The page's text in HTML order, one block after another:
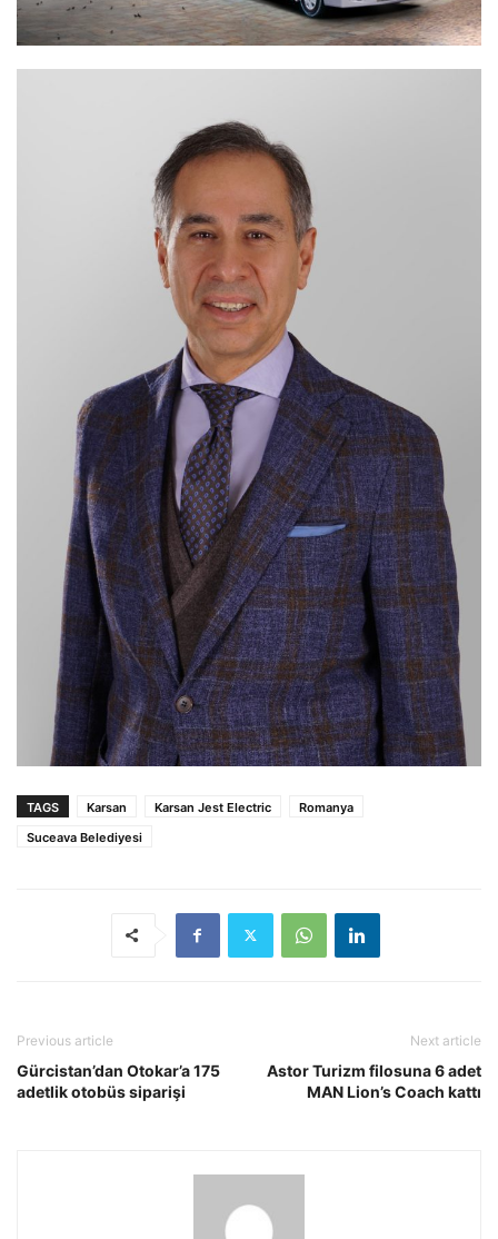
TAGS Karsan Karsan Jest Electric
Romanya
Suceava Belediyesi
Previous article
Gürcistan’dan Otokar’a 175
adetlik otobüs siparişi
Next article
Astor Turizm filosuna 6 adet
MAN Lion’s Coach kattı